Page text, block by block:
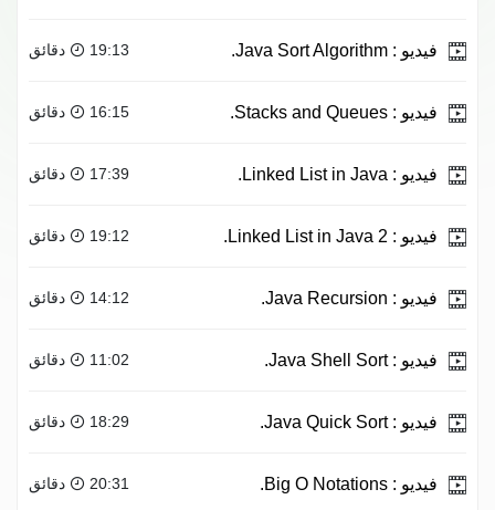
فيديو : 19:13 دقائق
فيديو : 16:15 دقائق
فيديو : 17:39 دقائق
فيديو : 19:12 دقائق
فيديو : 14:12 دقائق
فيديو : Java Shell Sort. 11:02 دقائق
فيديو : Java Quick Sort. 18:29 دقائق
فيديو : 20:31 دقائق